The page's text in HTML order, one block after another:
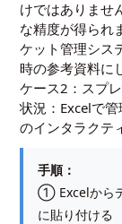
けではありませ
な精度が得られ
ケット管理シス
時の参考資料に
ケース2：スプ
状況：Excelで
のインタラクテ
手順：
① Excelから
に貼り付ける